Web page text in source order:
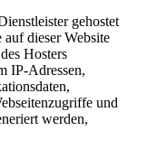
gehostet
auf dieser Website
Hosters
IP-Adressen,
und
werden,